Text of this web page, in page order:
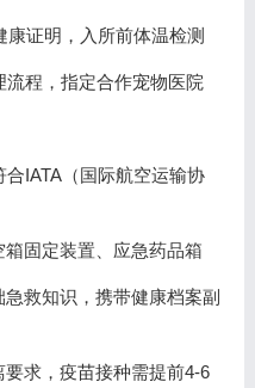
证明，入所前体温检测
程，指定合作宠物医院
IATA（国际航空运输协
固定装置、应急药品箱
救知识，携带健康档案副
求，疫苗接种需提前4-6